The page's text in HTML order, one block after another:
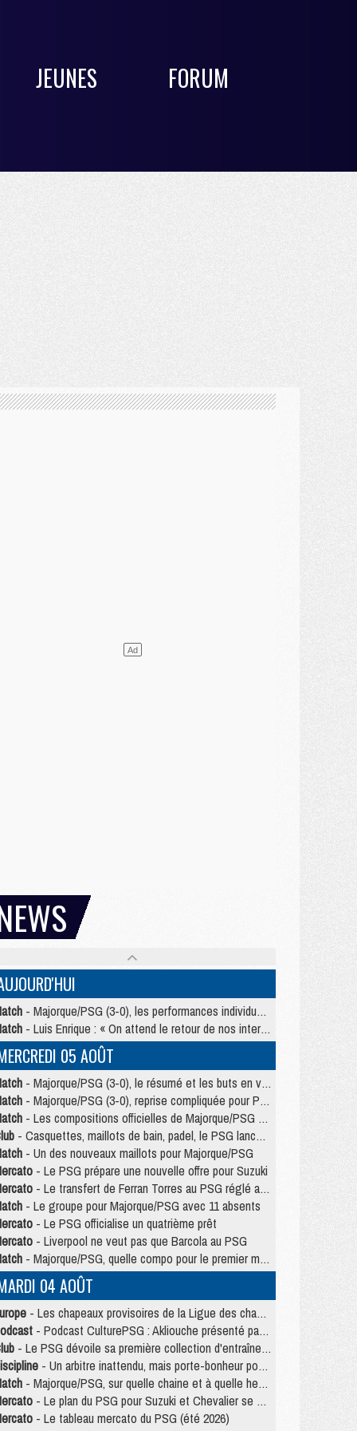
JEUNES FORUM
- Majorque/PSG (3-0), les performances individuelles
- Luis Enrique : « On attend le retour de nos internationaux »
05 AOÛT
- Majorque/PSG (3-0), le résumé et les buts en video
- Majorque/PSG (3-0), reprise compliquée pour Paris
- Les compositions officielles de Majorque/PSG avec Kvara et de nombreux jeunes
- Casquettes, maillots de bain, padel, le PSG lance sa collection été
- Un des nouveaux maillots pour Majorque/PSG
- Le PSG prépare une nouvelle offre pour Suzuki
- Le transfert de Ferran Torres au PSG réglé avant le 12 août ?
- Le groupe pour Majorque/PSG avec 11 absents
- Le PSG officialise un quatrième prêt
- Liverpool ne veut pas que Barcola au PSG
- Majorque/PSG, quelle compo pour le premier match de la saison 2026/27 ?
04 AOÛT
- Les chapeaux provisoires de la Ligue des champions 2026/27
- Podcast CulturePSG : Akliouche présenté par un fan de Monaco
- Le PSG dévoile sa première collection d'entraînement pour 2026/2027
- Un arbitre inattendu, mais porte-bonheur pour Lens/PSG
- Majorque/PSG, sur quelle chaine et à quelle heure regarder le match ?
- Le plan du PSG pour Suzuki et Chevalier se précise
- Le tableau mercato du PSG (été 2026)